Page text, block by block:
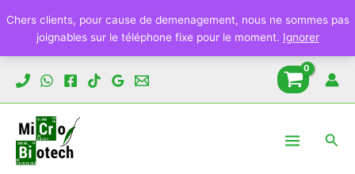
Chers clients, pour cause de demenagement, nous ne sommes pas
joignables sur le téléphone fixe pour le moment. Ignorer